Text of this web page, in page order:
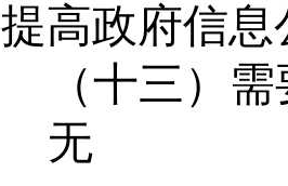
提高政府信
（十三）
无